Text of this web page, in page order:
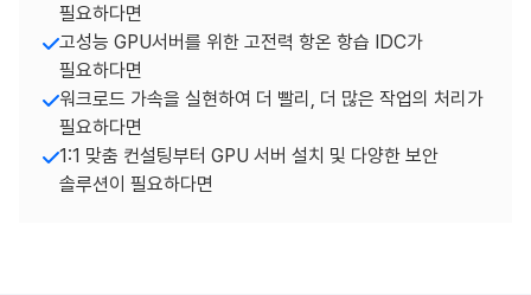
필요하다면
고성능 GPU서버를 위한 고전력 항온 항습 IDC가
필요하다면
워크로드 가속을 실현하여 더 빨리, 더 많은 작업의 처리가
필요하다면
1:1 맞춤 컨설팅부터 GPU 서버 설치 및 다양한 보안
솔루션이 필요하다면